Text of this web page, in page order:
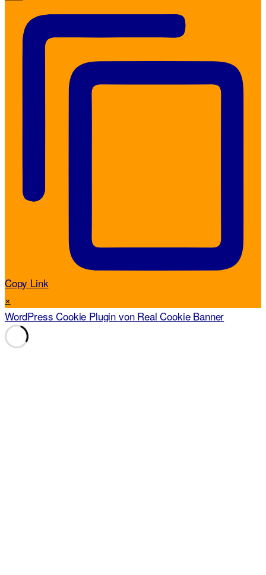
Copy Link
×
WordPress Cookie Plugin von Real Cookie Banner